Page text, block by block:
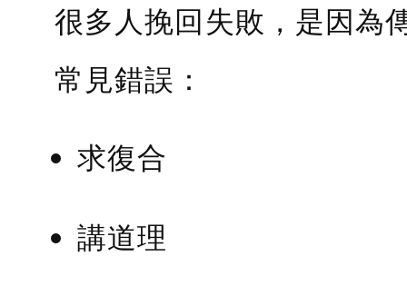
很多人挽回失敗，是因為
常見錯誤：
求復合
講道理